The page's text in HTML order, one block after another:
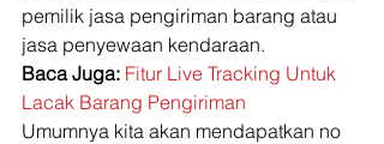
pemilik jasa pengiriman barang atau
jasa penyewaan kendaraan.
Baca Juga: Fitur Live Tracking Untuk
Lacak Barang Pengiriman
Umumnya kita akan mendapatkan no